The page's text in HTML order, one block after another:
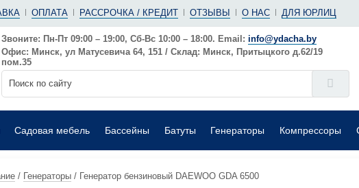
ОПЛАТА РАССРОЧКА / КРЕДИТ ОТЗЫВЫ О НАС ДЛЯ ЮРЛИЦ
Звоните: Пн-Пт 09:00 – 19:00, Сб-Вс 10:00 – 18:00. Email: info@ydacha.by
Офис: Минск, ул Матусевича 64, 151 / Склад: Минск, Притыцкого д.62/19
пом.35
Бензиновые
Мойки высокого давления Садовые
Садовая мебель Бассейны Батуты Генераторы Компрессоры
Болгарки (ушм)
Мотопомпы
/ Генераторы / Генератор бензиновый DAEWOO GDA 6500